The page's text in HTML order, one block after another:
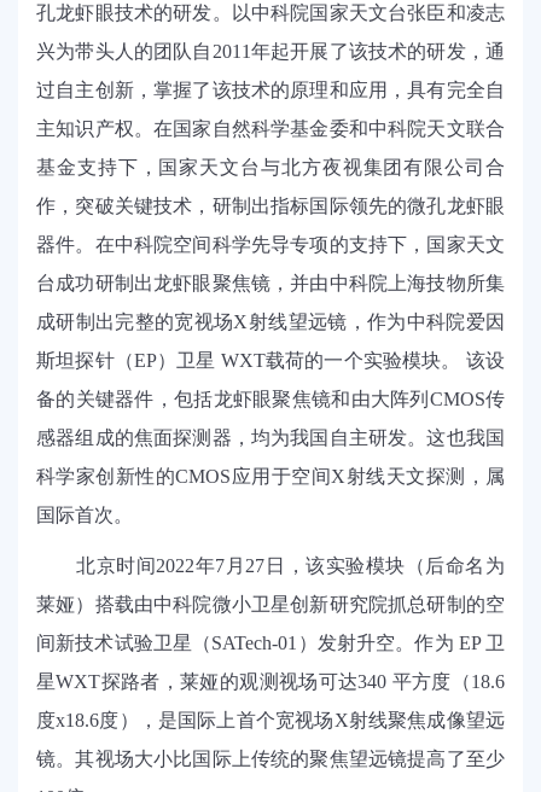
孔龙虾眼技术的研发。以中科院国家天文台张臣和凌志
兴为带头人的团队自 2011年起开展了该技术的研发，通
过自主创新，掌握了该技术的原理和应用，具有完全自
主知识产权。在国家自然科学基金委和中科院天文联合
基金支持下，国家天文台与北方夜视集团有限公司合
作，突破关键技术，研制出指标国际领先的微孔龙虾眼
器件。在中科院空间科学先导专项的支持下，国家天文
台成功研制出龙虾眼聚焦镜，并由中科院上海技物所集
成研制出完整的宽视场X射线望远镜，作为中科院爱因
斯坦探针（EP）卫星 WXT载荷的一个实验模块。 该设
备的关键器件，包括龙虾眼聚焦镜和由大阵列CMOS传
感器组成的焦面探测器，均为我国自主研发。这也我国
科学家创新性的CMOS应用于空间X射线天文探测，属
国际首次。
北京时间2022年7月27 日，该实验模块（后命名为
莱娅）搭载由中科院微小卫星创新研究院抓总研制的空
间新技术试验卫星（SATech-01）发射升空。作为 EP 卫
星WXT探路者，莱娅的观测视场可达340 平方度（18.6
度x18.6度），是国际上首个宽视场X射线聚焦成像望远
镜。其视场大小比国际上传统的聚焦望远镜提高了至少